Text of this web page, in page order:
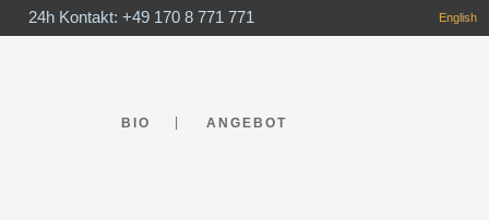
24h Kontakt: +49 170 8 771 771 English
BIO ANGEBOT